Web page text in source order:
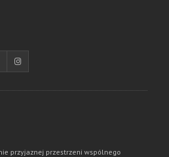
przyjaznej przestrzeni wspólnego